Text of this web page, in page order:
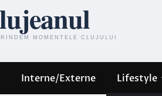
Interne/Externe Lifestyle